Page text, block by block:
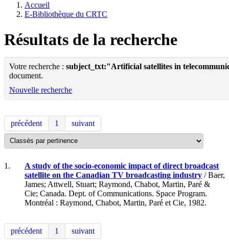
Accueil
E-Bibliothèque du CRTC
Résultats de la recherche
Votre recherche : subject_txt:"Artificial satellites in
document.
Nouvelle recherche
précédent 1 suivant
1.
A study of the socio-economic impact of direct broadcast
satellite on the Canadian TV broadcasting industry / Baer,
James; Attwell, Stuart; Raymond, Chabot, Martin, Paré &
Cie; Canada. Dept. of Communications. Space Program.
Montréal : Raymond, Chabot, Martin, Paré et Cie, 1982.
précédent 1 suivant